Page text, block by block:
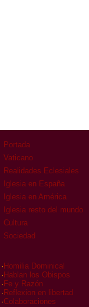
Portada
Vaticano
Realidades Eclesiales
Iglesia en España
Iglesia en América
Iglesia resto del mundo
Cultura
Sociedad
· Homilia Dominical
· Hablan los Obispos
· Fe y Razón
· Reflexion en libertad
·Colaboraciones